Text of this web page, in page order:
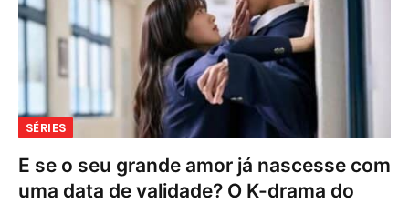
SÉRIES
E se o seu grande amor já nascesse com
uma data de validade? O K-drama do